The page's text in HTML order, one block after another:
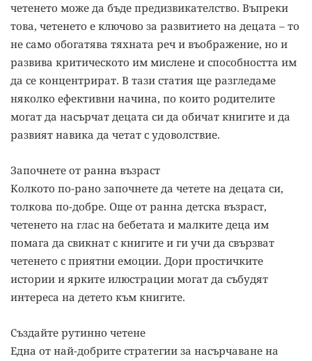
четенето може да бъде предизвикателство. Въпреки
това, четенето е ключово за развитието на децата – то
не само обогатява тяхната реч и въображение, но и
развива критическото им мислене и способността им
да се концентрират. В тази статия ще разгледаме
няколко ефективни начина, по които родителите
могат да насърчат децата си да обичат книгите и да
развият навика да четат с удоволствие.
Започнете от ранна възраст
Колкото по-рано започнете да четете на децата си,
толкова по-добре. Още от ранна детска възраст,
четенето на глас на бебетата и малките деца им
помага да свикнат с книгите и ги учи да свързват
четенето с приятни емоции. Дори простичките
истории и ярките илюстрации могат да събудят
интереса на детето към книгите.
Създайте рутинно четене
Една от най-добрите стратегии за насърчаване на